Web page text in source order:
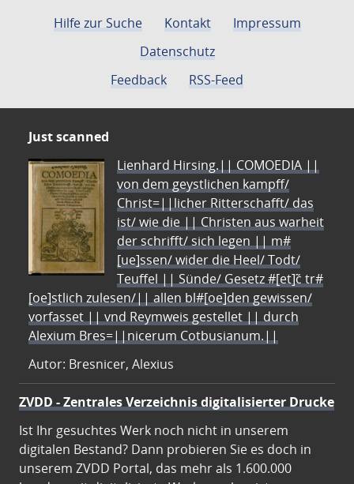
Hilfe zur Suche Kontakt
Impressum
Datenschutz
Feedback
RSS-Feed
Just scanned
Lienhard Hirsing.|| COMOEDIA ||
von dem geystlichen kampff/
Christ=||licher Ritterschafft/ das
ist/ wie die || Christen aus warheit
der schrifft/ sich legen || m#
[ue]ssen/ wider die Heel/ Todt/
Teuffel || Sünde/ Gesetz #[et]c̃ tr#
[oe]stlich zulesen/|| allen bl#[oe]den gewissen/
vorfasset || vnd Reymweis gestellet || durch
Alexium Bres=||nicerum Cotbusianum.||
Autor: Bresnicer, Alexius
ZVDD - Zentrales Verzeichnis digitalisierter Drucke
Ist Ihr gesuchtes Werk noch nicht in unserem
digitalen Bestand? Dann probieren Sie es doch in
unserem ZVDD Portal, das mehr als 1.600.000